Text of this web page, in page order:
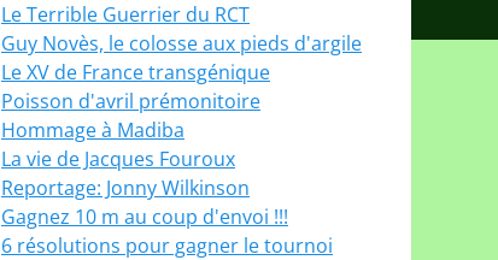
Le Terrible Guerrier du RCT
Guy Novès, le colosse aux pieds d'argile
Le XV de France transgénique
Poisson d'avril prémonitoire
Hommage à Madiba
La vie de Jacques Fouroux
Reportage: Jonny Wilkinson
Gagnez 10 m au coup d'envoi !!!
6 résolutions pour gagner le tournoi